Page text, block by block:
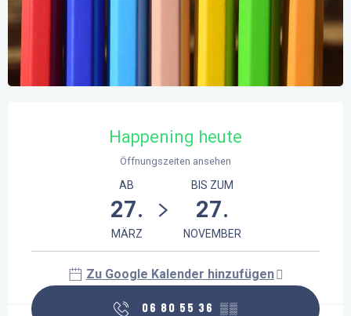
Happening heute
Öffnungszeiten ansehen
AB
27.
MÄRZ
BIS ZUM
27.
NOVEMBER
Zu Google Kalender hinzufügen
06 80 55 36 ▒▒